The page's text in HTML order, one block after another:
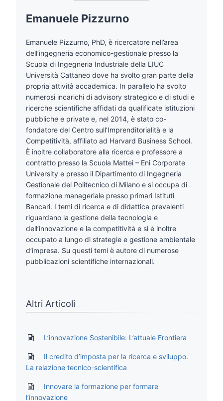
Emanuele Pizzurno
Emanuele Pizzurno, PhD, è ricercatore nell’area
dell’ingegneria economico-gestionale presso la
Scuola di Ingegneria Industriale della LIUC
Università Cattaneo dove ha svolto gran parte della
propria attività accademica. In parallelo ha svolto
numerosi incarichi di advisory strategico e di studi e
ricerche scientifiche affidati da qualificate istituzioni
pubbliche e private e, nel 2014, è stato co-
fondatore del Centro sull’Imprenditorialità e la
Competitività, affiliato ad Harvard Business School.
È inoltre collaboratore alla ricerca e professore a
contratto presso la Scuola Mattei – Eni Corporate
University e presso il Dipartimento di Ingegneria
Gestionale del Politecnico di Milano e si occupa di
formazione manageriale presso primari Istituti
Bancari. I temi di ricerca e di didattica prevalenti
riguardano la gestione della tecnologia e
dell’innovazione e la competitività e si è inoltre
occupato a lungo di strategie e gestione ambientale
d’impresa. Su questi temi è autore di numerose
pubblicazioni scientifiche internazionali.
Altri Articoli
L’innovazione Sostenibile: L’attuale Frontiera
Il credito d’imposta per la ricerca e sviluppo.
La relazione tecnico-scientifica
Innovare la formazione per formare
l’innovazione